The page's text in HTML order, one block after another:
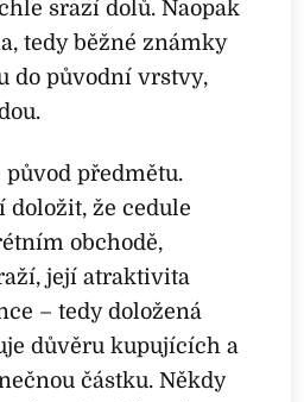
srazí dolů. Naopak
tedy běžné známky
do původní vrstvy,
předmětu.
doložit, že cedule
obchodě,
její atraktivita
– tedy doložená
důvěru kupujících a
částku. Někdy